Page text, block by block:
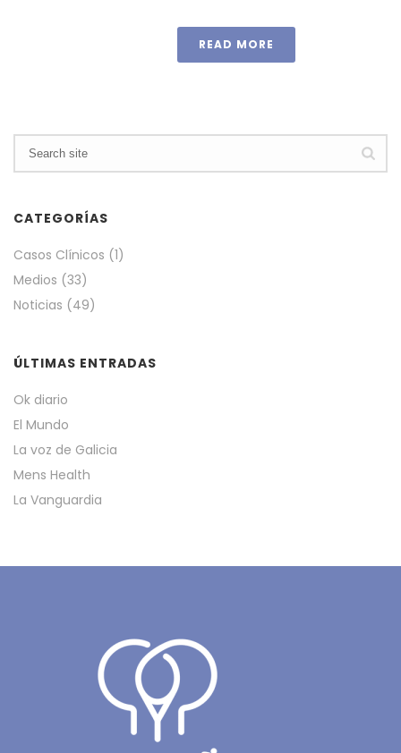
READ MORE
CATEGORÍAS
Casos Clínicos (1)
Medios (33)
Noticias (49)
ÚLTIMAS ENTRADAS
Ok diario
El Mundo
La voz de Galicia
Mens Health
La Vanguardia